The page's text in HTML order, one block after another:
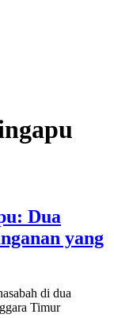
Dua
yang
di dua
Timur